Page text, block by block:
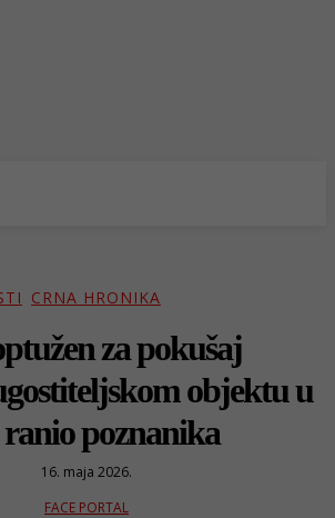
CRNA HRONIKA
za pokušaj
objektu u
poznanika
16. maja 2026.
FACE PORTAL